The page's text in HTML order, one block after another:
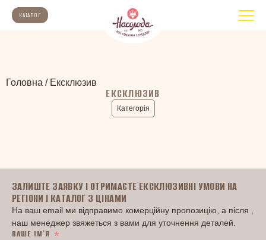
КАТАЛОГ
Каталог
Контакти
Новини
Головна / Ексклюзив
ЕКСКЛЮЗИВ
Категорія
ЗАЛИШТЕ ЗАЯВКУ І ОТРИМАЄТЕ ЕКСКЛЮЗИВНІ УМОВИ НА
РЕГІОНИ І КАТАЛОГ З ЦІНАМИ
На ваш email ми відправимо комерційну пропозицію, а після ,
наш менеджер звяжеться з вами для уточнення деталей.
ВАШЕ ІМ'Я